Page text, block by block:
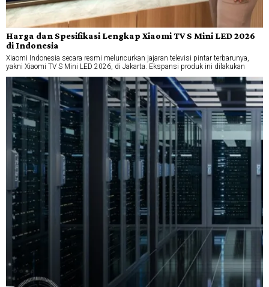
Harga dan Spesifikasi Lengkap Xiaomi TV S Mini LED 2026
di Indonesia
Xiaomi Indonesia secara resmi meluncurkan jajaran televisi pintar terbarunya,
yakni Xiaomi TV S Mini LED 2026, di Jakarta. Ekspansi produk ini dilakukan